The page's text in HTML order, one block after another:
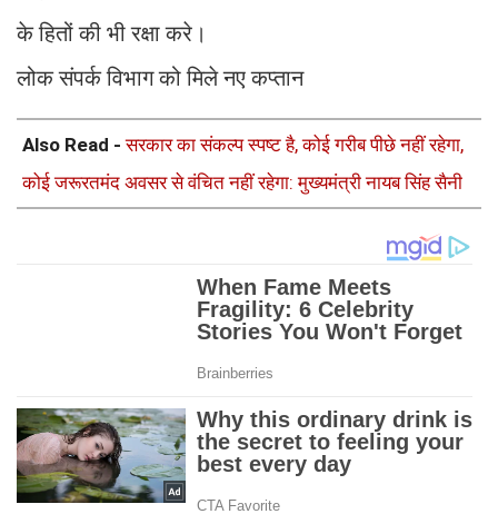
के हितों की भी रक्षा करे।
लोक संपर्क विभाग को मिले नए कप्तान
Also Read -सरकार का संकल्प स्पष्ट है, कोई गरीब पीछे नहीं रहेगा,
कोई जरूरतमंद अवसर से वंचित नहीं रहेगा: मुख्यमंत्री नायब सिंह सैनी